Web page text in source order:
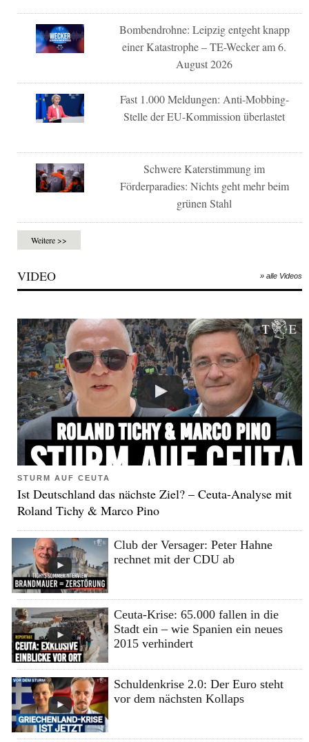
Bombendrohne: Leipzig entgeht knapp
einer Katastrophe – TE-Wecker am 6.
August 2026
Fast 1.000 Meldungen: Anti-Mobbing-
Stelle der EU-Kommission überlastet
Schwere Katerstimmung im
Förderparadies: Nichts geht mehr beim
grünen Stahl
Weitere >>
VIDEO » alle Videos
STURM AUF CEUTA
Ist Deutschland das nächste Ziel? – Ceuta-Analyse mit
Roland Tichy & Marco Pino
Club der Versager: Peter Hahne
rechnet mit der CDU ab
Ceuta-Krise: 65.000 fallen in die
Stadt ein – wie Spanien ein neues
2015 verhindert
Schuldenkrise 2.0: Der Euro steht
vor dem nächsten Kollaps